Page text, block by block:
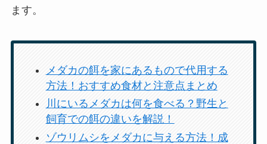
ます。
メダカの餌を家にあるもので代用する
方法！おすすめ食材と注意点まとめ
川にいるメダカは何を食べる？野生と
飼育での餌の違いを解説！
ゾウリムシをメダカに与える方法！成